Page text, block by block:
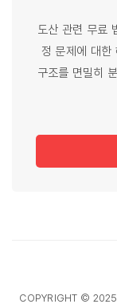
도산 관련 무료
정 문제에 대한
구조를 면밀히
COPYRIGHT © 2025